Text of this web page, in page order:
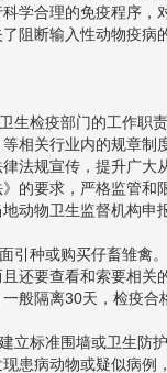
学合理的免疫程序，
阻断输入性动物疫病
检疫部门的工作职
相关行业内的规章制
法规宣传，提升广大
的要求，严格监管和
动物卫生监督机构申
种或购买仔畜雏禽
还要查看和索要相关
般隔离30天，检疫合
标准围墙或卫生防护
患病动物或疑似病例